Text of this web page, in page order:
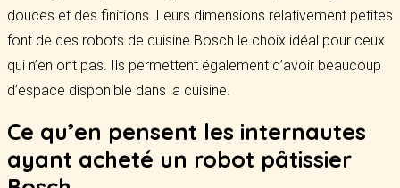
douces et des finitions. Leurs dimensions relativement petites
font de ces robots de cuisine Bosch le choix idéal pour ceux
qui n’en ont pas. Ils permettent également d’avoir beaucoup
d’espace disponible dans la cuisine.
Ce qu’en pensent les internautes
ayant acheté un robot pâtissier